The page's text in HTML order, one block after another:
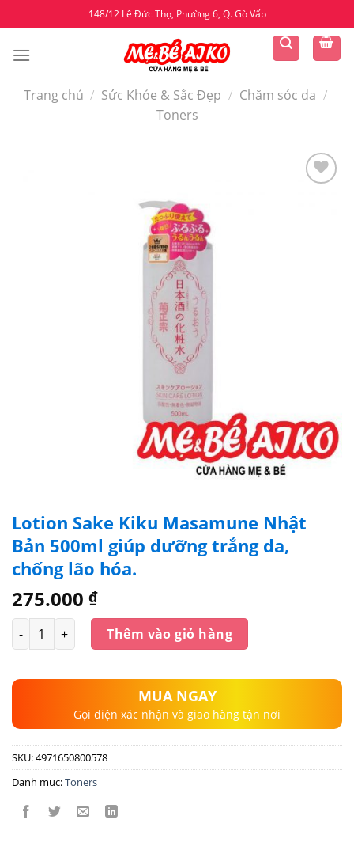
to
content
148/12 Lê Đức Thọ, Phường 6, Q. Gò Vấp
Trang chủ / Sức Khỏe & Sắc Đẹp / Chăm sóc da /
Toners
Lotion Sake Kiku Masamune Nhật
Bản 500ml giúp dưỡng trắng da,
chống lão hóa.
275.000 ₫
Số lượng Thêm vào giỏ hàng
MUA NGAY
Gọi điện xác nhận và giao hàng tận nơi
SKU:4971650800578
Danh mục:Toners